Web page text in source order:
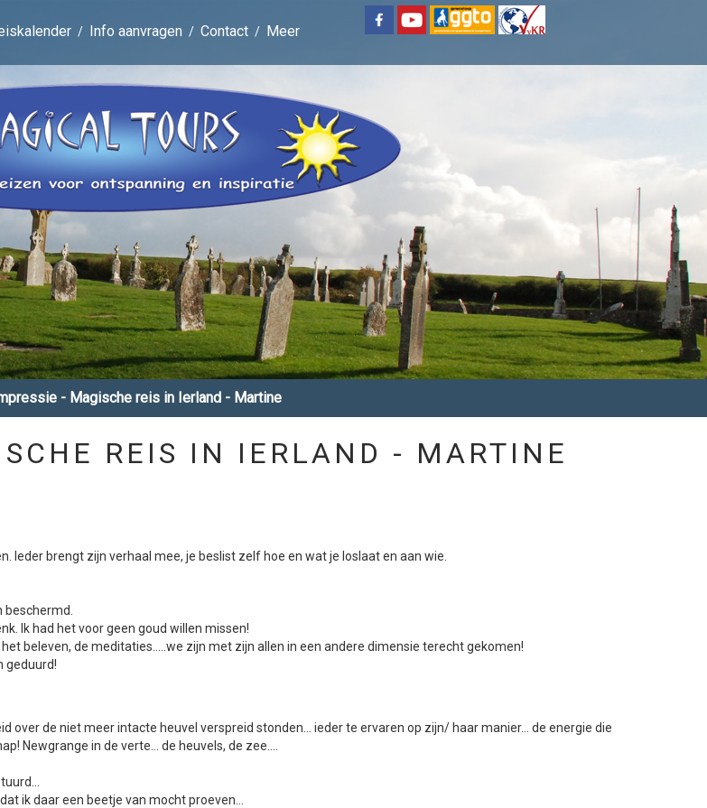
Info aanvragen Contact Meer
- Magische reis in Ierland - Martine
REIS IN IERLAND - MARTINE
Ieder brengt zijn verhaal mee, je beslist zelf hoe en wat je loslaat en aan wie.
beschermd.
Ik had het voor geen goud willen missen!
beleven, de meditaties.....we zijn met zijn allen in een andere dimensie terecht gekomen!
geduurd!
over de niet meer intacte heuvel verspreid stonden... ieder te ervaren op zijn/ haar manier... de energie die
Newgrange in de verte... de heuvels, de zee....
ik daar een beetje van mocht proeven...